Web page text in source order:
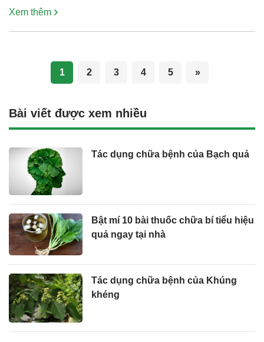
kiến khác nhau. Có ý kiến cho rằng tiểu buốt là dấu hiệu
của bệnh viêm […]
Xem thêm
1 2 3 4 5 »
Bài viết được xem nhiều
Tác dụng chữa bệnh của Bạch quả
Bật mí 10 bài thuốc chữa bí tiểu hiệu
quả ngay tại nhà
Tác dụng chữa bệnh của Khúng
khéng